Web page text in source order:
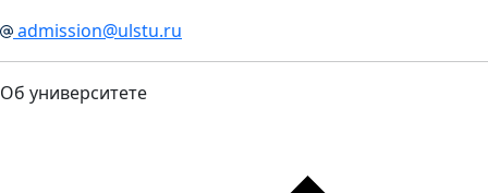
admission@ulstu.ru
Об университете